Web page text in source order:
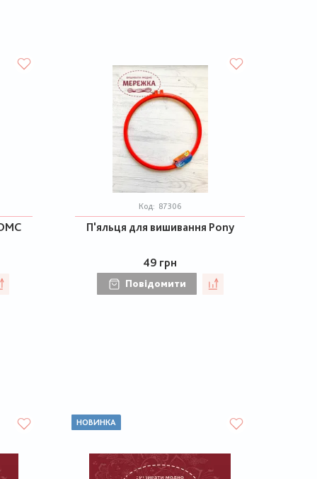
Код: 87306
П'яльця для вишивання Pony
49 грн
Повідомити
НОВИНКА